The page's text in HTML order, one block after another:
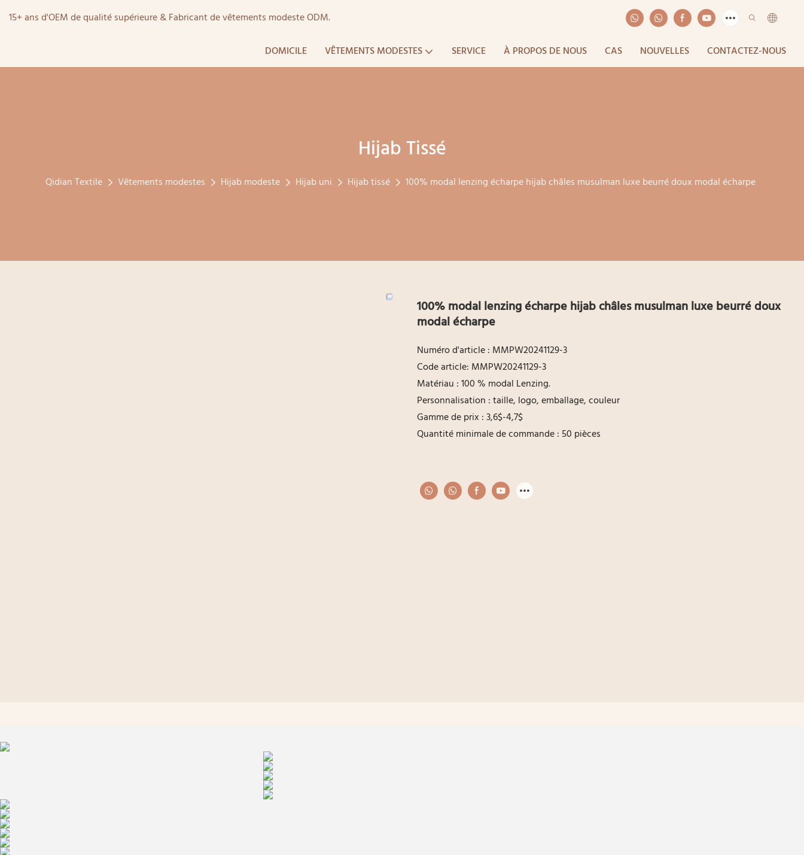
15+ ans d'OEM de qualité supérieure & Fabricant de vêtements modeste ODM.
DOMICILE VÊTEMENTS MODESTES SERVICE À PROPOS DE NOUS CAS NOUVELLES CONTACTEZ-NOUS
Hijab Tissé
Qidian Textile Vêtements modestes Hijab modeste Hijab uni Hijab tissé 100% modal lenzing écharpe hijab châles musulman luxe beurré doux modal écharpe
100% modal lenzing écharpe hijab châles musulman luxe beurré doux
modal écharpe
Numéro d'article : MMPW20241129-3
Code article: MMPW20241129-3
Matériau : 100 % modal Lenzing.
Personnalisation : taille, logo, emballage, couleur
Gamme de prix : 3,6$-4,7$
Quantité minimale de commande : 50 pièces